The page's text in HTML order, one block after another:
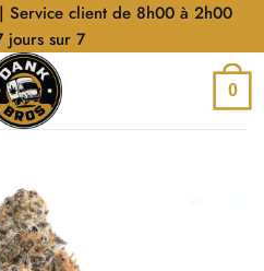
| Service client de 8h00 à 2h00
jours sur 7
0